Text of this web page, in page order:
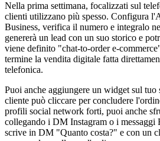
Nella prima settimana, focalizzati sul
clienti utilizzano più spesso. Configura
Business, verifica il numero e integralo
genererà un lead con un suo storico e
viene definito "chat-to-order e-
termine la vendita digitale fatta
telefonica.
Puoi anche aggiungere un widget sul
cliente può cliccare per concludere
profili social network forti, puoi anche
collegando i DM Instagram o i messaggi
scrive in DM "Quanto costa?" e con un